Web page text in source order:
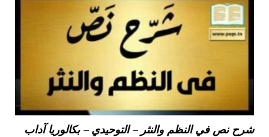
شرح نص في النظم والنثر – التوحيدي – بكالوريا آداب